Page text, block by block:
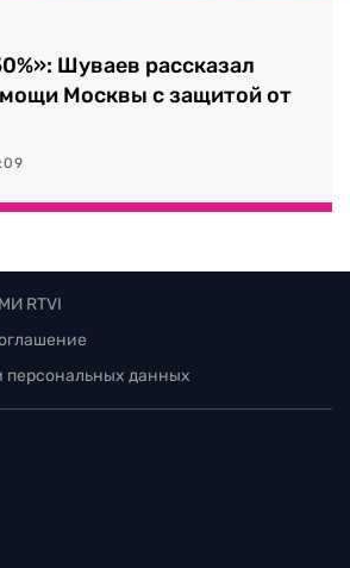
Шуваев рассказал
Москвы с защитой от
RTVI
персональных данных